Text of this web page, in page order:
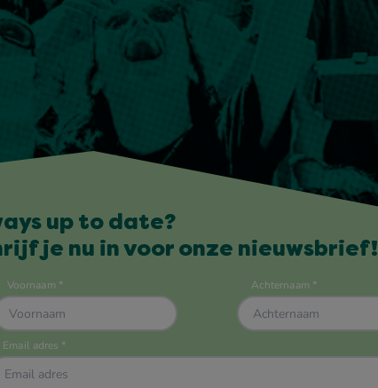
up to date?
je nu in voor onze nieuwsbrief!